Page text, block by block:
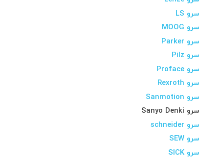
سرو LS
سرو MOOG
سرو Parker
سرو Pilz
سرو Proface
سرو Rexroth
سرو Sanmotion
سرو Sanyo Denki
سرو schneider
سرو SEW
سرو SICK